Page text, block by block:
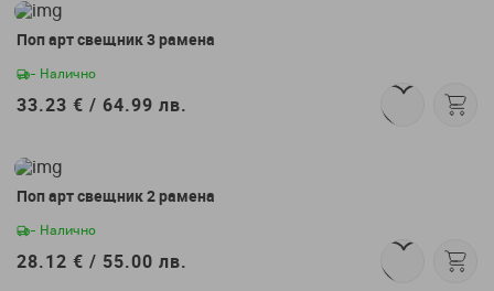
Поп арт свещник 3 рамена
- Налично
33.23 € / 64.99 лв.
Поп арт свещник 2 рамена
- Налично
28.12 € / 55.00 лв.